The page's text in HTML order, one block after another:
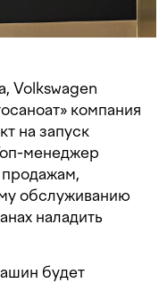
Volkswagen
компания
на запуск
менеджер
обслуживанию
наладить
будет